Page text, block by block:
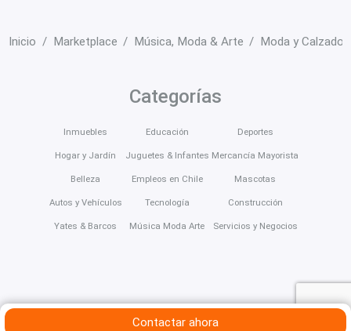
Inicio Marketplace Música, Moda & Arte Moda y Calzado
Contactar ahora
Categorías
Inmuebles
Hogar y Jardín
Belleza
Autos y Vehículos
Yates & Barcos
Educación
Juguetes & Infantes
Empleos en Chile
Tecnología
Música Moda Arte
Deportes
Mercancía Mayorista
Mascotas
Construcción
Servicios y Negocios